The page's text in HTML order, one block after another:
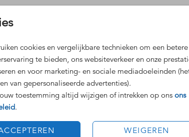
cookies en vergelijkbare technieken om een betere
te bieden, ons websiteverkeer en onze
en voor marketing- en sociale mediadoeleinden
van gepersonaliseerde advertenties).
toestemming altijd wijzigen of intrekken op ons ons
.
WEIGEREN